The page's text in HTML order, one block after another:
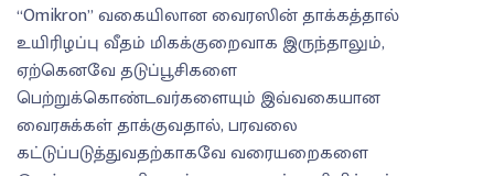
“Omikron” வகையிலான வைரஸின் தாக்கத்தால்
உயிரிழப்பு வீதம் மிகக்குறைவாக இருந்தாலும்,
ஏற்கெனவே தடுப்பூசிகளை
பெற்றுக்கொண்டவர்களையும் இவ்வகையான
வைரசுக்கள் தாக்குவதால், பரவலை
கட்டுப்படுத்துவதற்காகவே வரையறைகளை